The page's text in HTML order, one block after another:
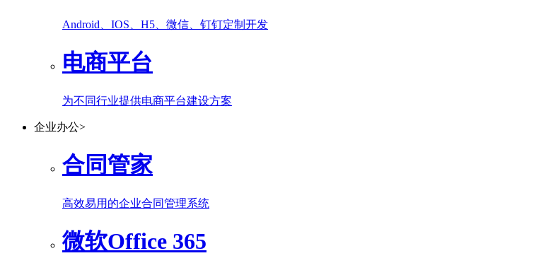
Android、IOS、H5、微信、钉钉定制开发
电商平台
为不同行业提供电商平台建设方案
企业办公>
合同管家
高效易用的企业合同管理系统
微软Office 365